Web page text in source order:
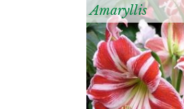
Amaryllis